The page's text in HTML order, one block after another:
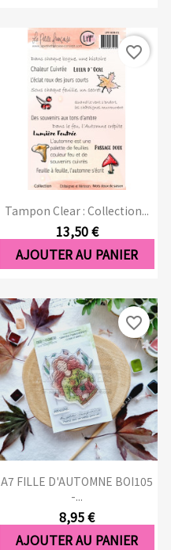
Tampon Clear : Collection...
13,50 €
AJOUTER AU PANIER
favorite_border
A7 FILLE D'AUTOMNE BOI105
-...
8,95 €
AJOUTER AU PANIER
favorite_border